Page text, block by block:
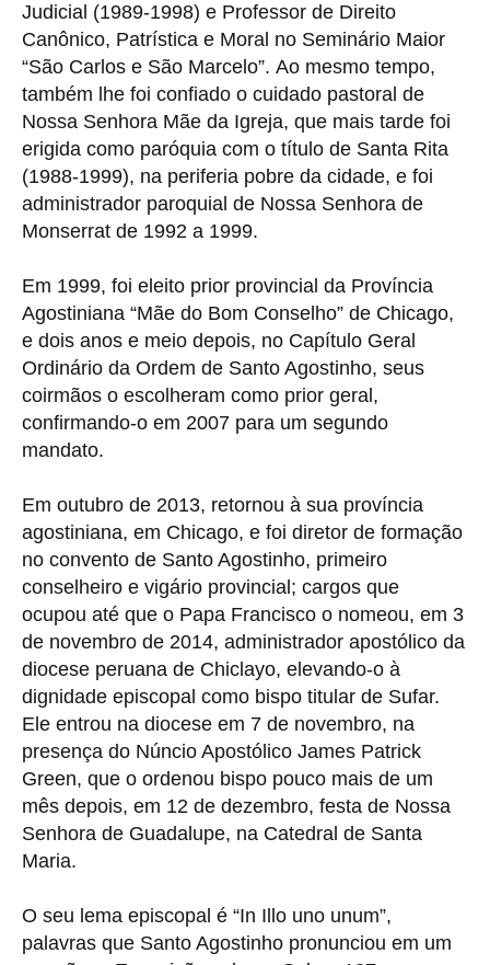
Judicial (1989-1998) e Professor de Direito
Canônico, Patrística e Moral no Seminário Maior
“São Carlos e São Marcelo”. Ao mesmo tempo,
também lhe foi confiado o cuidado pastoral de
Nossa Senhora Mãe da Igreja, que mais tarde foi
erigida como paróquia com o título de Santa Rita
(1988-1999), na periferia pobre da cidade, e foi
administrador paroquial de Nossa Senhora de
Monserrat de 1992 a 1999.
Em 1999, foi eleito prior provincial da Província
Agostiniana “Mãe do Bom Conselho” de Chicago,
e dois anos e meio depois, no Capítulo Geral
Ordinário da Ordem de Santo Agostinho, seus
coirmãos o escolheram como prior geral,
confirmando-o em 2007 para um segundo
mandato.
Em outubro de 2013, retornou à sua província
agostiniana, em Chicago, e foi diretor de formação
no convento de Santo Agostinho, primeiro
conselheiro e vigário provincial; cargos que
ocupou até que o Papa Francisco o nomeou, em 3
de novembro de 2014, administrador apostólico da
diocese peruana de Chiclayo, elevando-o à
dignidade episcopal como bispo titular de Sufar.
Ele entrou na diocese em 7 de novembro, na
presença do Núncio Apostólico James Patrick
Green, que o ordenou bispo pouco mais de um
mês depois, em 12 de dezembro, festa de Nossa
Senhora de Guadalupe, na Catedral de Santa
Maria.
O seu lema episcopal é “In Illo uno unum”,
palavras que Santo Agostinho pronunciou em um